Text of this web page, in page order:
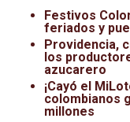
Festivos
feriados y
Providencia,
los
azucarero
¡Cayó el
colombianos
millones